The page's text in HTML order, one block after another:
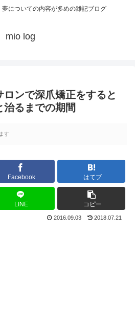
についての内容が多めの雑記ブログ
mio log
ンで深爪矯正をすると
るまでの期間
す
Facebook はてブ
LINE コピー
2016.09.03 2018.07.21